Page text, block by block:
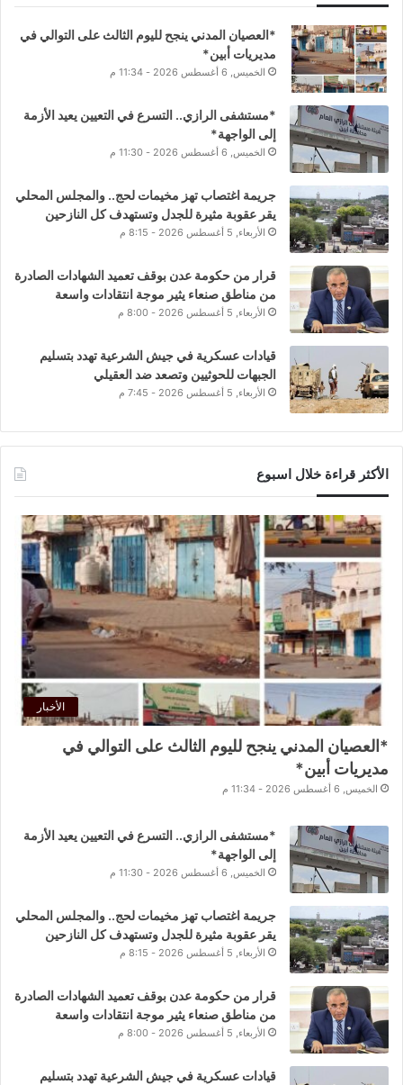
*العصيان المدني ينجح لليوم الثالث على التوالي في
مديريات أبين*
الخميس, 6 أغسطس 2026 - 11:34 م
*مستشفى الرازي.. التسرع في التعيين يعيد الأزمة
إلى الواجهة*
الخميس, 6 أغسطس 2026 - 11:30 م
جريمة اغتصاب تهز مخيمات لحج.. والمجلس المحلي
يقر عقوبة مثيرة للجدل وتستهدف كل النازحين
الأربعاء, 5 أغسطس 2026 - 8:15 م
قرار من حكومة عدن بوقف تعميد الشهادات الصادرة
من مناطق صنعاء يثير موجة انتقادات واسعة
الأربعاء, 5 أغسطس 2026 - 8:00 م
قيادات عسكرية في جيش الشرعية تهدد بتسليم
الجبهات للحوثيين وتصعد ضد العقيلي
الأربعاء, 5 أغسطس 2026 - 7:45 م
الأكثر قراءة خلال اسبوع
الأخبار
*العصيان المدني ينجح لليوم الثالث على التوالي في
مديريات أبين*
الخميس, 6 أغسطس 2026 - 11:34 م
*مستشفى الرازي.. التسرع في التعيين يعيد الأزمة
إلى الواجهة*
الخميس, 6 أغسطس 2026 - 11:30 م
جريمة اغتصاب تهز مخيمات لحج.. والمجلس المحلي
يقر عقوبة مثيرة للجدل وتستهدف كل النازحين
الأربعاء, 5 أغسطس 2026 - 8:15 م
قرار من حكومة عدن بوقف تعميد الشهادات الصادرة
من مناطق صنعاء يثير موجة انتقادات واسعة
الأربعاء, 5 أغسطس 2026 - 8:00 م
قيادات عسكرية في جيش الشرعية تهدد بتسليم